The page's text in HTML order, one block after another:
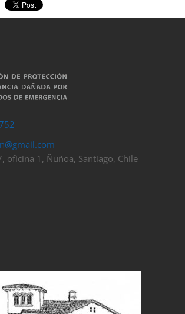
oficina 1, Ñuñoa, Santiago, Chile